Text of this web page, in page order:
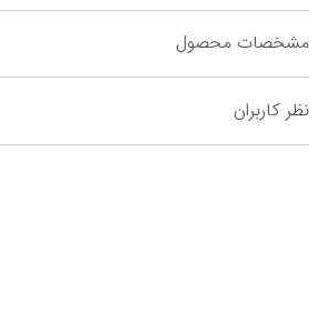
مشخصات محصول
نظر کاربران